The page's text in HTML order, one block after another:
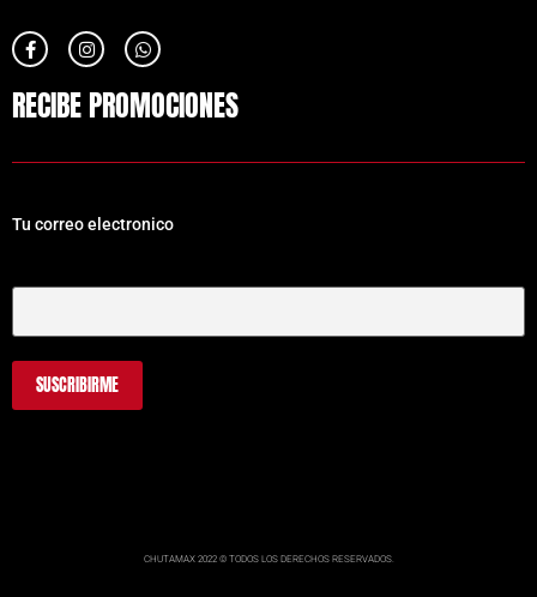
RECIBE PROMOCIONES
Tu correo electronico
CHUTAMAX 2022 © TODOS LOS DERECHOS RESERVADOS.